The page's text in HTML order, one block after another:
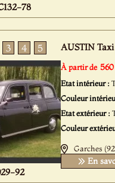
78
3 4 5
92
AUSTIN Taxi
À partir de
Etat intérieur :
Couleur
Etat extérieur :
Couleur
Garches
En